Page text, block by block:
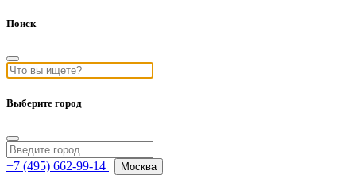
Поиск
Выберите город
+7 (495) 662-99-14 | Москва